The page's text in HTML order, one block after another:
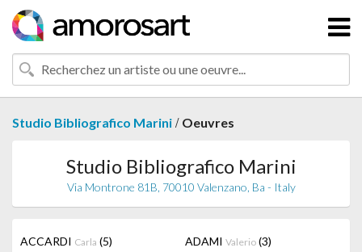
Studio Bibliografico Marini / Oeuvres
Studio Bibliografico Marini
Via Montrone 81B, 70010 Valenzano, Ba - Italy
ACCARDI Carla (5) ADAMI Valerio (3)